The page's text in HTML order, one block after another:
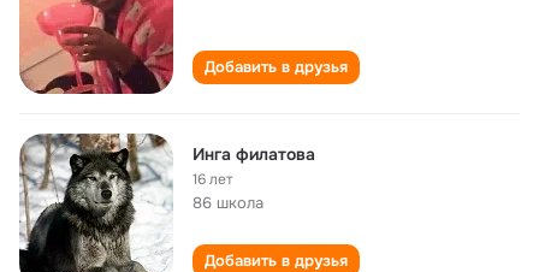
Добавить в друзья
Инга филатова
16 лет
86 школа
Добавить в друзья